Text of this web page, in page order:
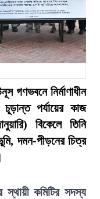
গণভবনে নির্মাণাধীন
পর্যায়ের কাজ
বিকেলে তিনি
দমন-পীড়নের চিত্র
স্থায়ী কমিটির সদস্য